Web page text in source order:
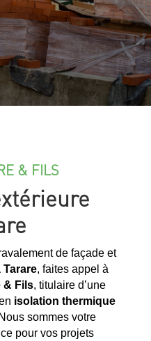
& FILS
de façade et
, faites appel à
& Fils, titulaire d’une
isolation thermique
sommes votre
pour vos projets